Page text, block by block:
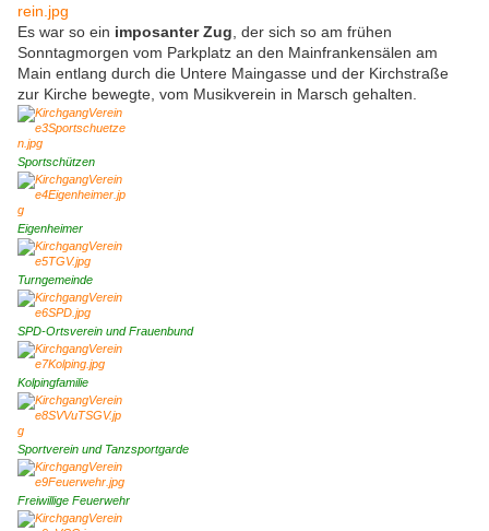
Es war so ein imposanter Zug , der sich so am frühen
Sonntagmorgen vom Parkplatz an den Mainfrankensälen am
Main entlang durch die Untere Maingasse und der Kirchstraße
zur Kirche bewegte, vom Musikverein in Marsch gehalten.
Sportschützen
Eigenheimer
Turngemeinde
SPD-Ortsverein und Frauenbund
Kolpingfamilie
Sportverein und Tanzsportgarde
Freiwillige Feuerwehr